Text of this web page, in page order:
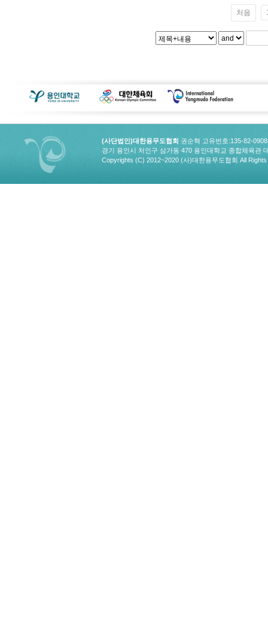
처음
(사단법인)대한용무도협회 권순혁 고유번호:135-82-
경기 용인시 처인구 삼가동 470 용인대학교 종합체육관
Copyrights (C) 2012~2020 (사)대한용무도협회 All